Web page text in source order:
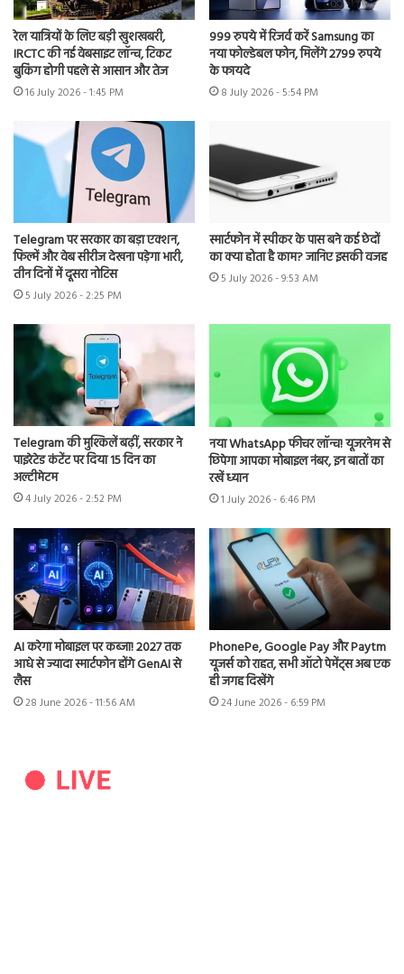
रेल यात्रियों के लिए बड़ी खुशखबरी,
IRCTC की नई वेबसाइट लॉन्च, टिकट
बुकिंग होगी पहले से आसान और तेज
16 July 2026 - 1:45 PM
999 रुपये में रिजर्व करें Samsung का
नया फोल्डेबल फोन, मिलेंगे 2799 रुपये
के फायदे
8 July 2026 - 5:54 PM
Telegram पर सरकार का बड़ा एक्शन,
फिल्में और वेब सीरीज देखना पड़ेगा भारी,
तीन दिनों में दूसरा नोटिस
5 July 2026 - 2:25 PM
स्मार्टफोन में स्पीकर के पास बने कई छेदों
का क्या होता है काम? जानिए इसकी वजह
5 July 2026 - 9:53 AM
Telegram की मुश्किलें बढ़ीं, सरकार ने
पाइरेटेड कंटेंट पर दिया 15 दिन का
अल्टीमेटम
4 July 2026 - 2:52 PM
नया WhatsApp फीचर लॉन्च! यूजरनेम से
छिपेगा आपका मोबाइल नंबर, इन बातों का
रखें ध्यान
1 July 2026 - 6:46 PM
AI करेगा मोबाइल पर कब्जा! 2027 तक
आधे से ज्यादा स्मार्टफोन होंगे GenAI से
लैस
28 June 2026 - 11:56 AM
PhonePe, Google Pay और Paytm
यूजर्स को राहत, सभी ऑटो पेमेंट्स अब एक
ही जगह दिखेंगे
24 June 2026 - 6:59 PM